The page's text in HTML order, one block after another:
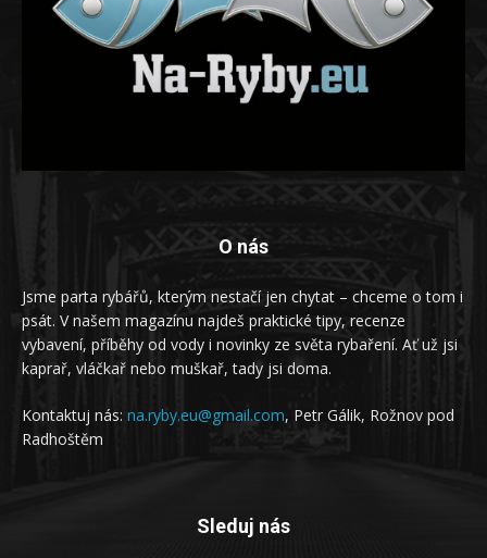
O nás
Jsme parta rybářů, kterým nestačí jen chytat – chceme o tom i
psát. V našem magazínu najdeš praktické tipy, recenze
vybavení, příběhy od vody i novinky ze světa rybaření. Ať už jsi
kaprař, vláčkař nebo muškař, tady jsi doma.
Kontaktuj nás: na.ryby.eu@gmail.com, Petr Gálik, Rožnov pod
Radhoštěm
Sleduj nás